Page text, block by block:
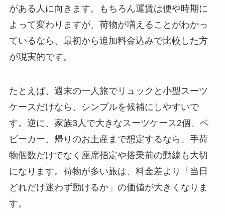
がある人に向きます。もちろん運賃は便や時期に
よって変わりますが、荷物が増えることがわかっ
ているなら、最初から追加料金込みで比較した方
が現実的です。
たとえば、週末の一人旅でリュックと小型スーツ
ケースだけなら、シンプルを候補にしやすいで
す。逆に、家族3人で大きなスーツケース2個、ベ
ビーカー、帰りのお土産まで想定するなら、手荷
物個数だけでなく座席指定や搭乗前の動線も大切
になります。荷物が多い旅は、料金差より「当日
どれだけ迷わず動けるか」の価値が大きくなりま
す。